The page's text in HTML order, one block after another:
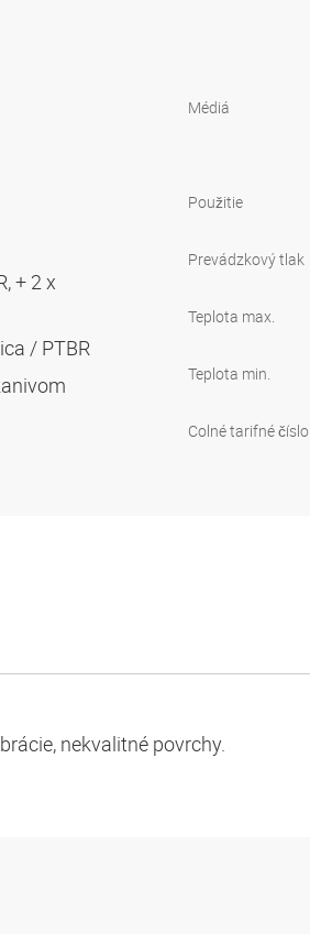
+ 2 x
/ PTBR
Médiá
Použitie
Prevádzkový tlak
Teplota max.
Teplota min.
Colné tarifné číslo
nekvalitné povrchy.